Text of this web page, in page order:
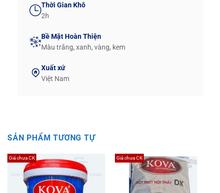
Thời Gian Khô
2h
Bề Mặt Hoàn Thiện
Màu trắng, xanh, vàng, kem
Xuất xứ
Việt Nam
SẢN PHẨM TƯƠNG TỰ
Giá chưa CK Giá chưa CK